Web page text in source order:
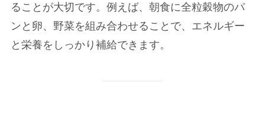
ることが大切です。例えば、朝食に全粒穀物のパ
ンと卵、野菜を組み合わせることで、エネルギー
と栄養をしっかり補給できます。